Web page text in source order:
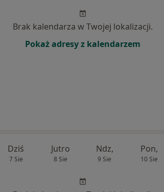
Brak kalendarza w Twojej lokalizacji.
Pokaż adresy z kalendarzem
Dziś
7 Sie
Jutro
8 Sie
Ndz,
9 Sie
Pon,
10 Sie